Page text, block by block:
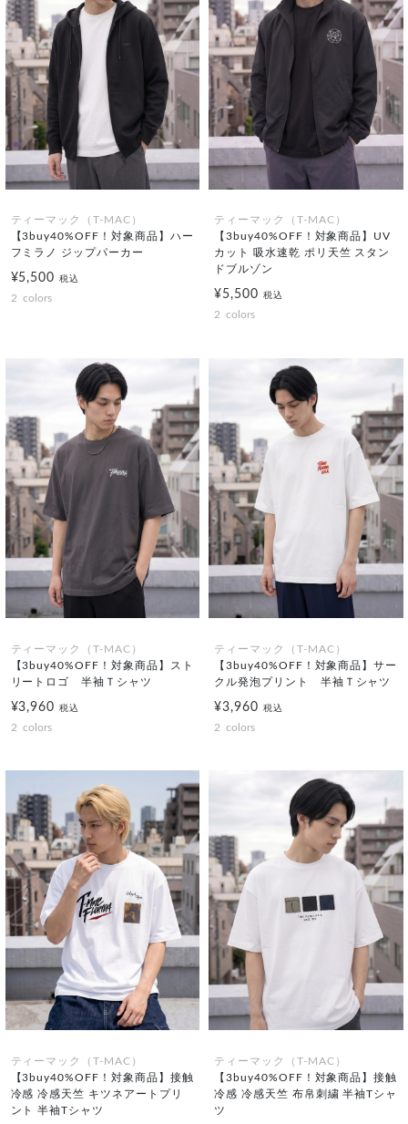
ティーマック（T-MAC）
【3buy40%OFF！対象商品】ハー
フミラノ ジップパーカー
¥5,500税込
2 colors
ティーマック（T-MAC）
【3buy40%OFF！対象商品】UV
カット 吸水速乾 ポリ天竺 スタン
ドブルゾン
¥5,500 税込
2 colors
ティーマック（T-MAC）
【3buy40%OFF！対象商品】スト
リートロゴ 半袖Ｔシャツ
¥3,960税込
2 colors
ティーマック（T-MAC）
【3buy40%OFF！対象商品】サー
クル発泡プリント 半袖Ｔシャツ
¥3,960 税込
2 colors
ティーマック（T-MAC）
【3buy40%OFF！対象商品】接触
冷感 冷感天竺 キツネアートプリ
ント 半袖Tシャツ
ティーマック（T-MAC）
【3buy40%OFF！対象商品】接触
冷感 冷感天竺 布帛刺繍 半袖Tシャ
ツ